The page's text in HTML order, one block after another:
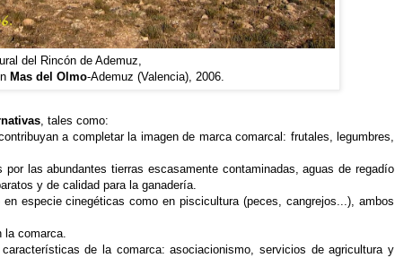
del Rincón de Ademuz,
Mas del Olmo-Ademuz (Valencia), 2006.
, tales como:
a completar la imagen de marca comarcal: frutales, legumbres,
las abundantes tierras escasamente contaminadas, aguas de regadío
y de calidad para la ganadería.
especie cinegéticas como en piscicultura (peces, cangrejos...), ambos
la comarca.
de la comarca: asociacionismo, servicios de agricultura y